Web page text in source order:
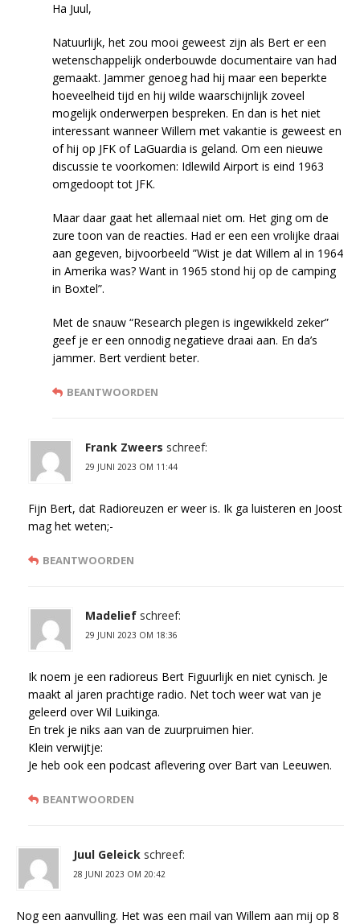
Ha Juul,
Natuurlijk, het zou mooi geweest zijn als Bert er een
wetenschappelijk onderbouwde documentaire van had
gemaakt. Jammer genoeg had hij maar een beperkte
hoeveelheid tijd en hij wilde waarschijnlijk zoveel
mogelijk onderwerpen bespreken. En dan is het niet
interessant wanneer Willem met vakantie is geweest en
of hij op JFK of LaGuardia is geland. Om een nieuwe
discussie te voorkomen: Idlewild Airport is eind 1963
omgedoopt tot JFK.
Maar daar gaat het allemaal niet om. Het ging om de
zure toon van de reacties. Had er een een vrolijke draai
aan gegeven, bijvoorbeeld ”Wist je dat Willem al in 1964
in Amerika was? Want in 1965 stond hij op de camping
in Boxtel”.
Met de snauw “Research plegen is ingewikkeld zeker”
geef je er een onnodig negatieve draai aan. En da’s
jammer. Bert verdient beter.
BEANTWOORDEN
Frank Zweers schreef:
29 JUNI 2023 OM 11:44
Fijn Bert, dat Radioreuzen er weer is. Ik ga luisteren en Joost
mag het weten;-
BEANTWOORDEN
Madelief schreef:
29 JUNI 2023 OM 18:36
Ik noem je een radioreus Bert Figuurlijk en niet cynisch. Je
maakt al jaren prachtige radio. Net toch weer wat van je
geleerd over Wil Luikinga.
En trek je niks aan van de zuurpruimen hier.
Klein verwijtje:
Je heb ook een podcast aflevering over Bart van Leeuwen.
BEANTWOORDEN
Juul Geleick schreef:
28 JUNI 2023 OM 20:42
Nog een aanvulling. Het was een mail van Willem aan mij op 8